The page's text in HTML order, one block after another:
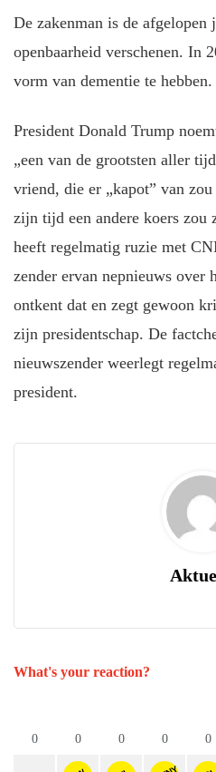
De zakenman is de afgelopen
openbaarheid verschenen. In
vorm van dementie te hebben.
President Donald Trump
„een van de grootsten aller
vriend, die er „kapot” van
zijn tijd een andere koers zou
heeft regelmatig ruzie met
zender ervan nepnieuws over
ontkent dat en zegt gewoon
zijn presidentschap. De
nieuwszender weerlegt
president.
What's your reaction?
0 0 0 0 0